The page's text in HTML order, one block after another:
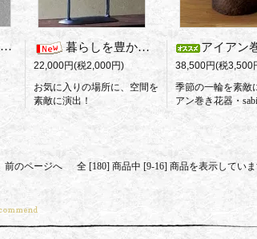
松岡信夫のアイアン花台・ 和モダン空間の主役になる存在感! 暮らしを豊かに彩る ～アイアン花器・眺織～
22,000円(税2,000円)
お気に入りの場所に、空間を
素敵に演出！
アイアン巻き
38,500円(税3,500
季節の一輪を素
アン巻き花器・
前のページへ 全 [180] 商品中 [9-16] 商品を表示してい